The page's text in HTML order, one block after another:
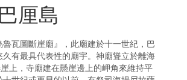
厘島
瓦圖斷崖廟』，此廟建於十一世紀，巴
久有最具代表性的廟宇。神廟聳立於離海
上，寺廟建在懸崖邊上的岬角來維持平